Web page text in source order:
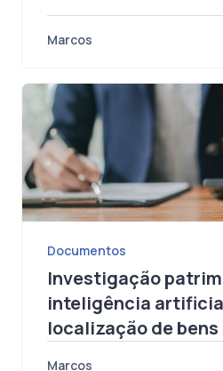
Documentos
Investigação
inteligência artificial
localização de bens